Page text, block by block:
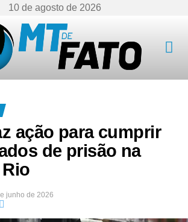
10 de agosto de 2026
ação para cumprir
de prisão na
junho de 2026